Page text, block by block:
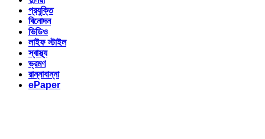
প্রযুক্তি
বিনোদন
ভিডিও
লাইফ স্টাইল
স্বাস্থ্য
ভ্রমণ
রান্নাবান্না
ePaper